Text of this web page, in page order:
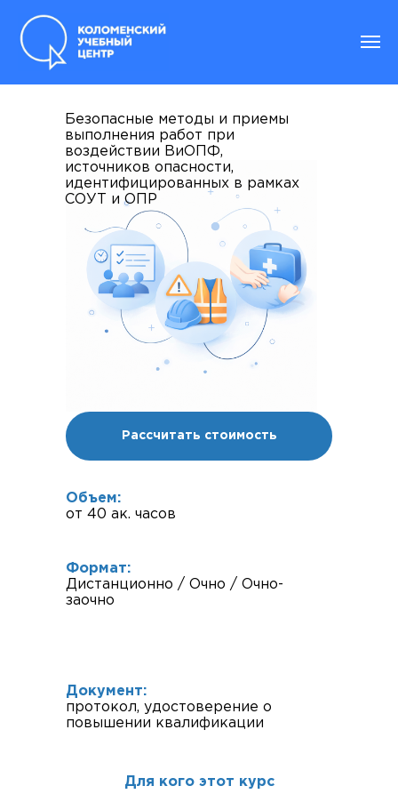
ВиОПФ
Безопасные методы и приемы
выполнения работ при
воздействии ВиОПФ,
источников опасности,
идентифицированных в рамках
СОУТ и ОПР
Объем:
от 40 ак. часов
Формат:
Дистанционно / Очно / Очно-
заочно
Документ:
протокол, удостоверение о
повышении квалификации
Рассчитать стоимость
Для кого этот курс